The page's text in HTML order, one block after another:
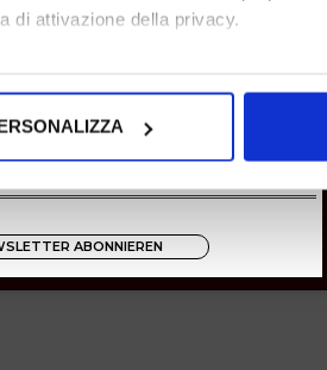
di attivazione della privacy.
alla ricerca di
e imposta le tue preferenze nella
ABONNIEREN